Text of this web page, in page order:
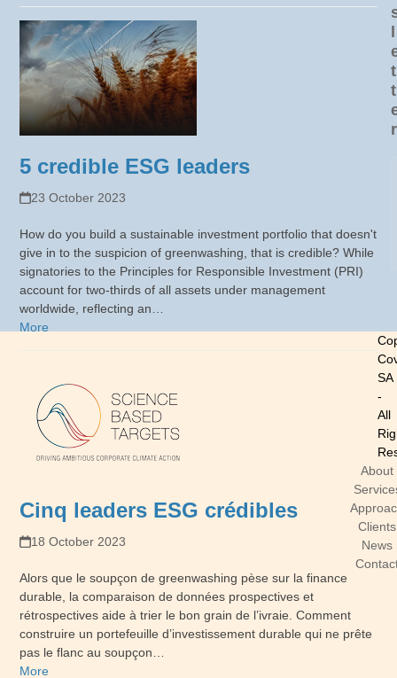
5 credible ESG leaders
23 October 2023
How do you build a sustainable investment portfolio that doesn't
give in to the suspicion of greenwashing, that is credible? While
signatories to the Principles for Responsible Investment (PRI)
account for two-thirds of all assets under management
worldwide, reflecting an…
More
Cinq leaders ESG crédibles
18 October 2023
Alors que le soupçon de greenwashing pèse sur la finance
durable, la comparaison de données prospectives et
rétrospectives aide à trier le bon grain de l’ivraie. Comment
construire un portefeuille d’investissement durable qui ne prête
pas le flanc au soupçon…
More
t
t
r
SA
-
All
About
Clients
News